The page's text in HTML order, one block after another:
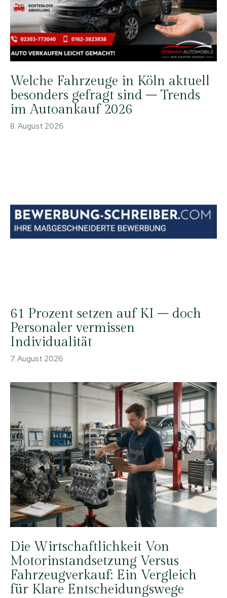
Welche Fahrzeuge in Köln aktuell
besonders gefragt sind – Trends
im Autoankauf 2026
8. August 2026
61 Prozent setzen auf KI – doch
Personaler vermissen
Individualität
7. August 2026
Die Wirtschaftlichkeit Von
Motorinstandsetzung Versus
Fahrzeugverkauf: Ein Vergleich
für Klare Entscheidungswege